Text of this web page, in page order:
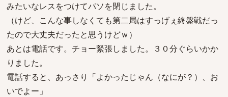
みたいなレスをつけてパソを閉じました。
（けど、こんな事しなくても第二局はすっげぇ終盤戦だっ
たので大丈夫だったと思うけどｗ）
あとは電話です。チョー緊張しました。３０分ぐらいかか
りました。
電話すると、あっさり「よかったじゃん（なにが？）、お
いでよー」